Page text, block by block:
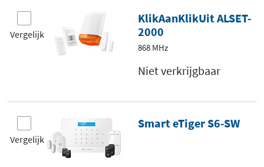
Vergelijk
KlikAanKlikUit ALSET-
2000
868 MHz
Niet verkrijgbaar
Vergelijk
Smart eTiger S6-SW